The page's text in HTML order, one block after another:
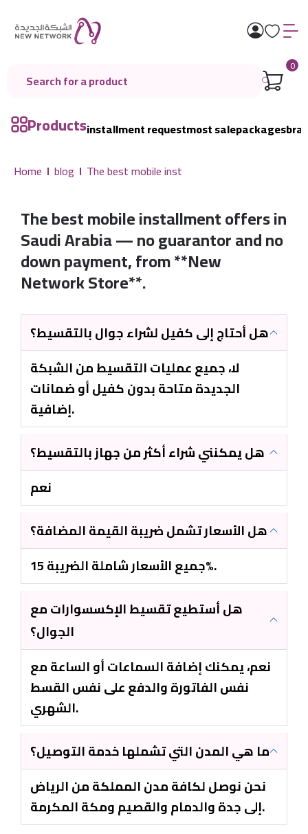
0
Productsinstallment requestmost salepackages
Home blog The best mobile inst
The best mobile installment offers in
Saudi Arabia — no guarantor and no
down payment, from **New
Network Store**.
هل أحتاج إلى كفيل لشراء جوال بالتقسيط؟
لا، جميع عمليات التقسيط من الشبكة
الجديدة متاحة بدون كفيل أو ضمانات
إضافية.
هل يمكنني شراء أكثر من جهاز بالتقسيط؟
نعم
هل الأسعار تشمل ضريبة القيمة المضافة؟
جميع الأسعار شاملة الضريبة 15%.
هل أستطيع تقسيط الإكسسوارات مع
الجوال؟
نعم، يمكنك إضافة السماعات أو الساعة مع
نفس الفاتورة والدفع على نفس القسط
الشهري.
ما هي المدن التي تشملها خدمة التوصيل؟
نحن نوصل لكافة مدن المملكة من الرياض
إلى جدة والدمام والقصيم ومكة المكرمة.